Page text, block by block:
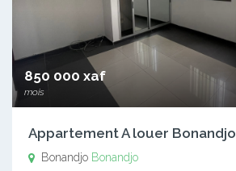
850 000 xaf
mois
Appartement A louer Bonandjo
Bonandjo Bonandjo